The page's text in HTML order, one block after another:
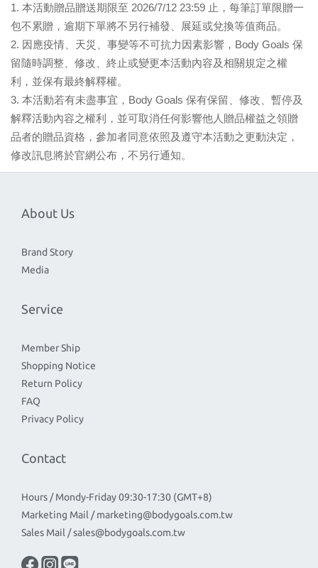
1. 本活動贈品贈送期限至 2026/7/12 23:59 止，每筆訂單限贈一
包不累贈，逾期下單將不另行補發、展延或兌換等值商品。
2. 因應疫情、天災、事變等不可抗力因素影響，Body Goals 保
留隨時調整、修改、終止或變更本活動內容及相關規定之權
利，並保有最終解釋權。
3. 本活動若有未盡事宜，Body Goals 保有保留、修改、暫停及
解釋活動內容之權利，並可取消任何影響他人贈品權益之領贈
品者的贈品資格，參加者同意依照及遵守本活動之更動決定，
修改訊息將於官網公布，不另行通知。
About Us
Brand Story
Media
Service
Member Ship
Shopping Notice
Return Policy
FAQ
Privacy Policy
Contact
Hours / Mondy-Friday 09:30-17:30 (GMT+8)
Marketing Mail / marketing@bodygoals.com.tw
Sales Mail / sales@bodygoals.com.tw